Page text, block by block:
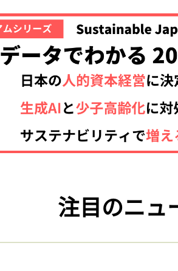
注目のニュ
事をお気に入りに
ログインが必
ログイン